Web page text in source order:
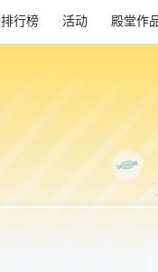
排行榜 活动 殿堂作